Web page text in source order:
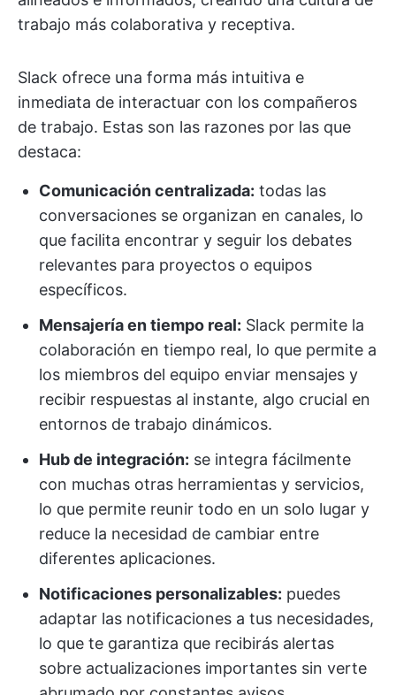
trabajo más colaborativa y receptiva.
Slack ofrece una forma más intuitiva e
inmediata de interactuar con los compañeros
de trabajo. Estas son las razones por las que
destaca:
Comunicación centralizada: todas las
conversaciones se organizan en canales, lo
que facilita encontrar y seguir los debates
relevantes para proyectos o equipos
específicos.
Mensajería en tiempo real: Slack permite la
colaboración en tiempo real, lo que permite a
los miembros del equipo enviar mensajes y
recibir respuestas al instante, algo crucial en
entornos de trabajo dinámicos.
Hub de integración: se integra fácilmente
con muchas otras herramientas y servicios,
lo que permite reunir todo en un solo lugar y
reduce la necesidad de cambiar entre
diferentes aplicaciones.
Notificaciones personalizables: puedes
adaptar las notificaciones a tus necesidades,
lo que te garantiza que recibirás alertas
sobre actualizaciones importantes sin verte